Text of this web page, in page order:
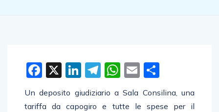
Facebook
X LinkedIn
Telegram
WhatsApp
Email
Un deposito giudiziario a Sala Consilina, una
tariffa da capogiro e tutte le spese per il